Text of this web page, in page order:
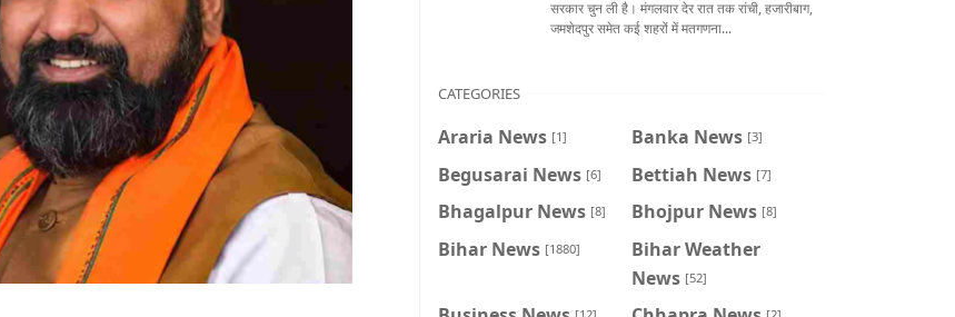
सरकार चुन ली है। मंगलवार देर रात तक रांची, हजारीबाग,
जमशेदपुर समेत कई शहरों में मतगणना...
CATEGORIES
Araria News [1] Banka News [3]
Begusarai News [6] Bettiah News [7]
Bhagalpur News [8] Bhojpur News [8]
Bihar News [1880]
Bihar Weather
News [52]